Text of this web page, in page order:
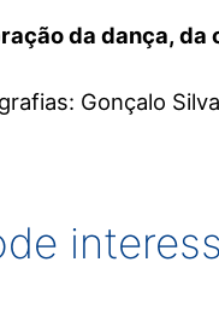
da dança,
Gonçalo Silva